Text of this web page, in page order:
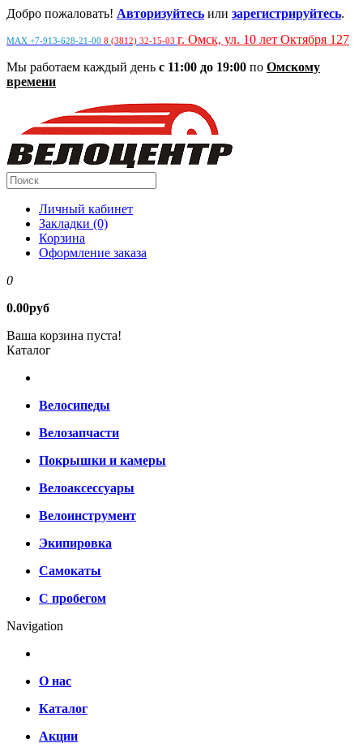
Добро пожаловать! Авторизуйтесь или зарегистрируйтесь.
MAX +7-913-628-21-00 8 (3812) 32-15-03 г. Омск, ул. 10 лет Октября 127
Мы работаем каждый день с 11:00 до 19:00 по Омскому
времени
Личный кабинет
Закладки (0)
Корзина
Оформление заказа
0
0.00руб
Ваша корзина пуста!
Каталог
Велосипеды
Велозапчасти
Покрышки и камеры
Велоаксессуары
Велоинструмент
Экипировка
Самокаты
С пробегом
Navigation
О нас
Каталог
Акции